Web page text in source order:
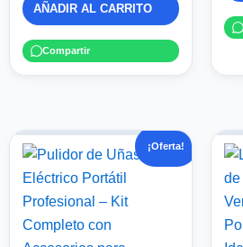
AÑADIR AL CARRITO
Compartir
¡Oferta!
El
precio
original
era:
$ 68.000.
El
precio
$ 27.900.